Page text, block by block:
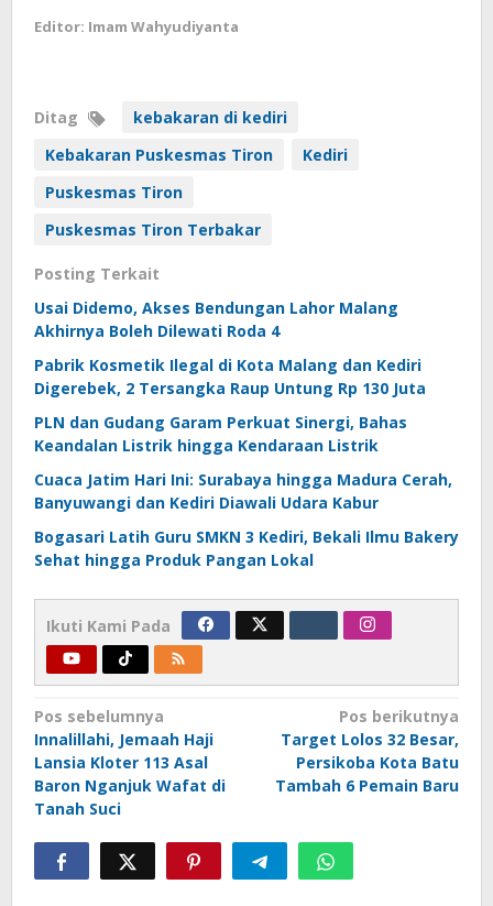
Editor: Imam Wahyudiyanta
Ditag
kebakaran di kediri
Kebakaran Puskesmas Tiron
Kediri
Puskesmas Tiron
Puskesmas Tiron Terbakar
Posting Terkait
Usai Didemo, Akses Bendungan Lahor Malang
Akhirnya Boleh Dilewati Roda 4
Pabrik Kosmetik Ilegal di Kota Malang dan Kediri
Digerebek, 2 Tersangka Raup Untung Rp 130 Juta
PLN dan Gudang Garam Perkuat Sinergi, Bahas
Keandalan Listrik hingga Kendaraan Listrik
Cuaca Jatim Hari Ini: Surabaya hingga Madura Cerah,
Banyuwangi dan Kediri Diawali Udara Kabur
Bogasari Latih Guru SMKN 3 Kediri, Bekali Ilmu Bakery
Sehat hingga Produk Pangan Lokal
Ikuti Kami Pada
Navigasi
pos
Pos sebelumnya
Innalillahi, Jemaah Haji
Lansia Kloter 113 Asal
Baron Nganjuk Wafat di
Tanah Suci
Pos berikutnya
Target Lolos 32 Besar,
Persikoba Kota Batu
Tambah 6 Pemain Baru